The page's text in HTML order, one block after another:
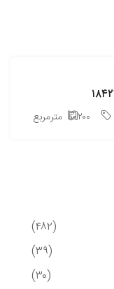
۲۰۰ مترمربع
(۴۸۲)
(۳۹)
(۳۰)